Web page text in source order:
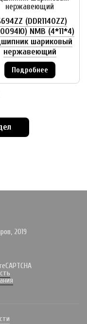
(DDR1140ZZ)
NMB (4*11*4)
шариковый
нержавеющий
Подробнее
2019